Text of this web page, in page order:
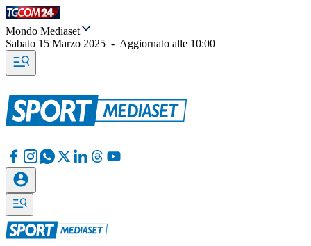
Mondo Mediaset
Sabato 15 Marzo 2025 - Aggiornato alle 10:00